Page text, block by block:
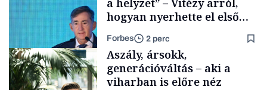
a helyzet” – Vitézy arról,
hogyan nyerhette el első
tenderét Mészárosék cége a
Tisza-kormány alatt
Forbes 2 perc
Aszály, ársokk,
generációváltás – aki a
viharban is előre néz